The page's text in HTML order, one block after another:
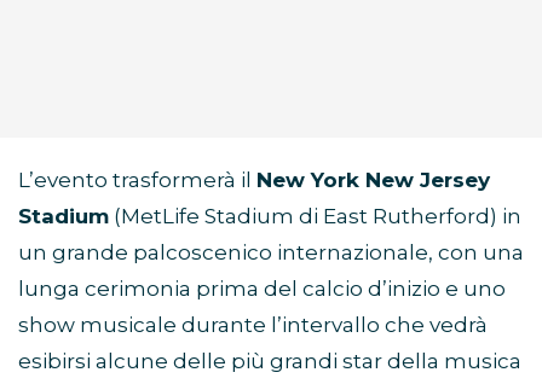
L’evento trasformerà il New York New Jersey
Stadium (MetLife Stadium di East Rutherford) in
un grande palcoscenico internazionale, con una
lunga cerimonia prima del calcio d’inizio e uno
show musicale durante l’intervallo che vedrà
esibirsi alcune delle più grandi star della musica